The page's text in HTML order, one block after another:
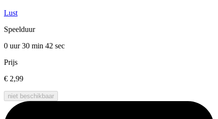
Lust
Speelduur
0 uur 30 min 42 sec
Prijs
€ 2,99
niet beschikbaar